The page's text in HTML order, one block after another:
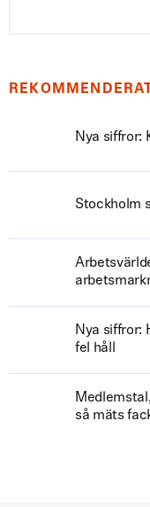
REKOMMENDERAT
Nya siffror:
Stockholm
Nya siffror:
fel håll
så mäts